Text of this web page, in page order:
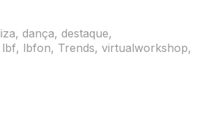
, dança, destaque,
lbf, lbfon, Trends, virtualworkshop,